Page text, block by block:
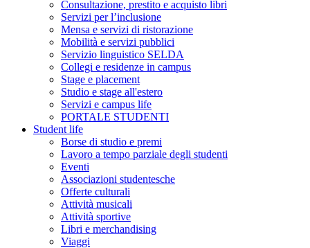
Consultazione, prestito e acquisto libri
Servizi per l’inclusione
Mensa e servizi di ristorazione
Mobilità e servizi pubblici
Servizio linguistico SELDA
Collegi e residenze in campus
Stage e placement
Studio e stage all'estero
Servizi e campus life
PORTALE STUDENTI
Student life
Borse di studio e premi
Lavoro a tempo parziale degli studenti
Eventi
Associazioni studentesche
Offerte culturali
Attività musicali
Attività sportive
Libri e merchandising
Viaggi